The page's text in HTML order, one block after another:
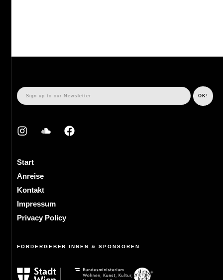
Start
Anreise
Kontakt
Impressum
Privacy Policy
FÖRDERGEBER:INNEN & SPONSOREN